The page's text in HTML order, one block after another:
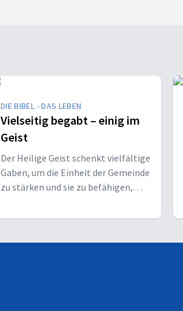
DIE BIBEL - DAS LEBEN
Vielseitig begabt – einig im
Geist
Der Heilige Geist schenkt vielfältige
Gaben, um die Einheit der Gemeinde
zu stärken und sie zu befähigen,
bekennen.